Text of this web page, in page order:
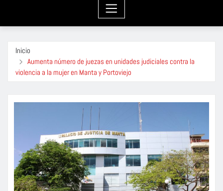
Inicio
Aumenta número de juezas en unidades judiciales contra la
violencia a la mujer en Manta y Portoviejo